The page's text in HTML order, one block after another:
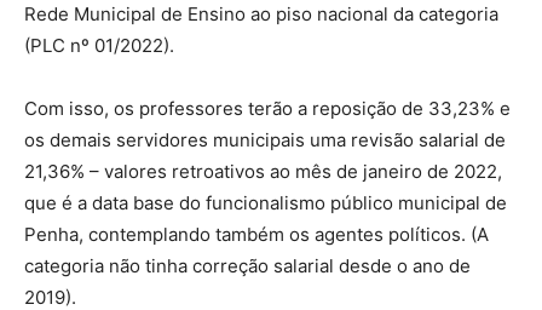
Rede Municipal de Ensino ao piso nacional da categoria
(PLC nº 01/2022).
Com isso, os professores terão a reposição de 33,23% e
os demais servidores municipais uma revisão salarial de
21,36% – valores retroativos ao mês de janeiro de 2022,
que é a data base do funcionalismo público municipal de
Penha, contemplando também os agentes políticos. (A
categoria não tinha correção salarial desde o ano de
2019).